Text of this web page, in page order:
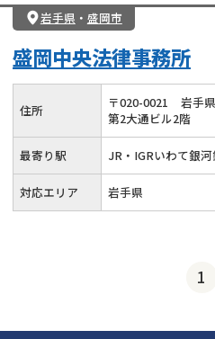
岩手県 ・ 盛岡市
盛岡中央法律事務所
住所 〒020-0021
岩手
第2大通ビル2階
最寄り駅 JR・IGRいわて銀
対応エリア 岩手県
1